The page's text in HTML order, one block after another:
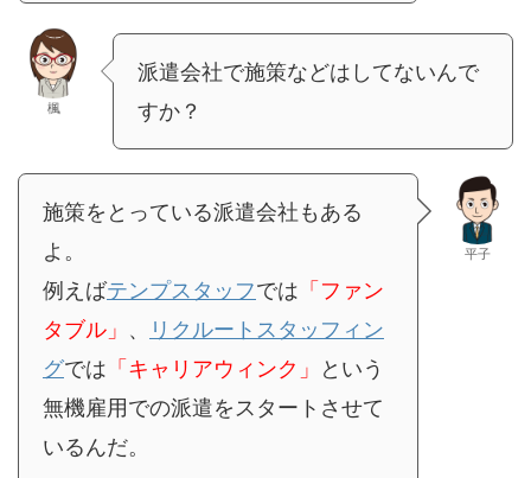
楓
派遣会社で施策などはしてないんで
すか？
施策をとっている派遣会社もある
よ。
例えばテンプスタッフでは 「ファン
タブル」 、
リクルートスタッフィン
グでは 「キャリアウィンク」
という
無機雇用での派遣をスタートさせて
いるんだ。
平子